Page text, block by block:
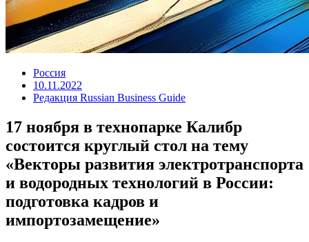
Россия
10.11.2022
Редакция Russian Business Guide
17 ноября в технопарке Калибр
состоится круглый стол на тему
«Векторы развития электротранспорта
и водородных технологий в России:
подготовка кадров и
импортозамещение»